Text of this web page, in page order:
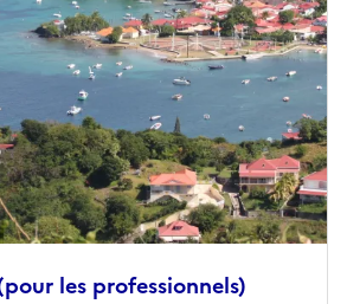
les professionnels)